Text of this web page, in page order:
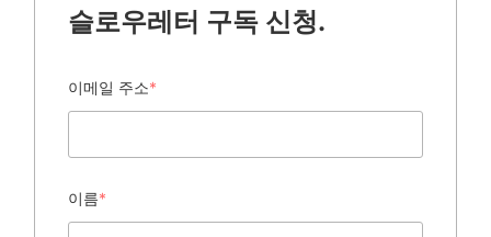
슬로우레터 구독 신청.
이메일 주소*
이름*